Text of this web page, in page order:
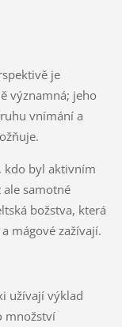
je
významná; jeho
vnímání a
kdo byl aktivním
samotné
božstva, která
mágové zažívají.
užívají výklad
množství